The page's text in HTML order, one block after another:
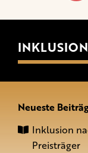
Neueste
Inklusion
Preisträger